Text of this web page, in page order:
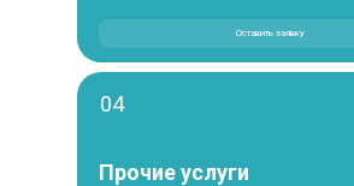
Оставить заявку
04
Прочие услуги